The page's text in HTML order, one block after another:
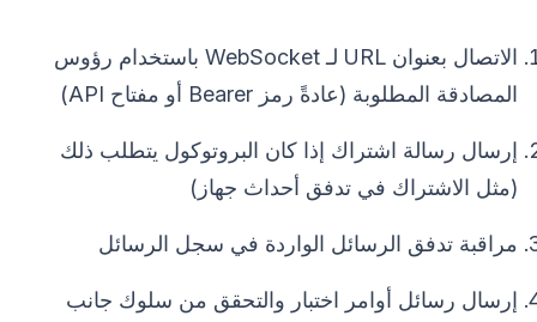
الاتصال بعنوان URL لـ WebSocket باستخدام رؤوس
المصادقة المطلوبة (عادةً رمز Bearer أو مفتاح API)
إرسال رسالة اشتراك إذا كان البروتوكول يتطلب ذلك
(مثل الاشتراك في تدفق أحداث جهاز)
مراقبة تدفق الرسائل الواردة في سجل الرسائل
إرسال رسائل أوامر اختبار والتحقق من سلوك جانب